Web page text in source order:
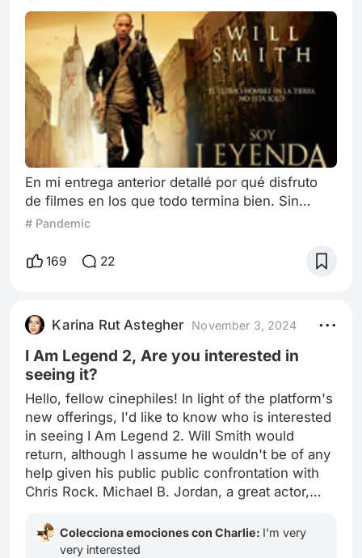
En mi entrega anterior detallé por qué disfruto
de filmes en los que todo termina bien. Sin
embargo, eso no significa que no valore finales
protagonizado por Will Smith y dirigida por
una magnífica reputación a nivel profesional y
personal. Se destacaba por su c
# Pandemic
169 22
Karina Rut Astegher November 3, 2024
I Am Legend 2, Are you interested in
seeing it?
Hello, fellow cinephiles! In light of the platform's
new offerings, I'd like to know who is interested
in seeing I Am Legend 2. Will Smith would
return, although I assume he wouldn't be of any
help given his public public confrontation with
Chris Rock. Michael B. Jordan, a great actor,
to know what the popular sentiment is. I'll be
waiting for your comments.
Colecciona emociones con Charlie: I'm very
very interested